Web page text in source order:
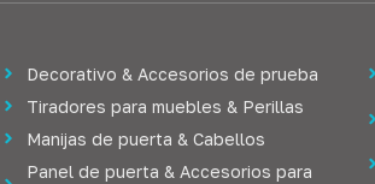
Decorativo & Accesorios de prueba
Tiradores para muebles & Perillas
Manijas de puerta & Cabellos
Panel de puerta & Accesorios para